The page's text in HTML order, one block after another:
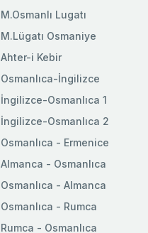
M.Osmanlı Lugatı
M.Lügatı Osmaniye
Ahter-i Kebir
Osmanlıca-İngilizce
İngilizce-Osmanlıca 1
İngilizce-Osmanlıca 2
Osmanlıca - Ermenice
Almanca - Osmanlıca
Osmanlıca - Almanca
Osmanlıca - Rumca
Rumca - Osmanlıca